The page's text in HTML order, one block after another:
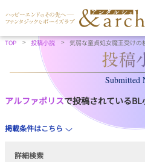
TOP 投稿小説 気弱な童貞処女魔王受けの
Submitted
アルファポリスで投稿されているBL
掲載条件はこちら
詳細検索